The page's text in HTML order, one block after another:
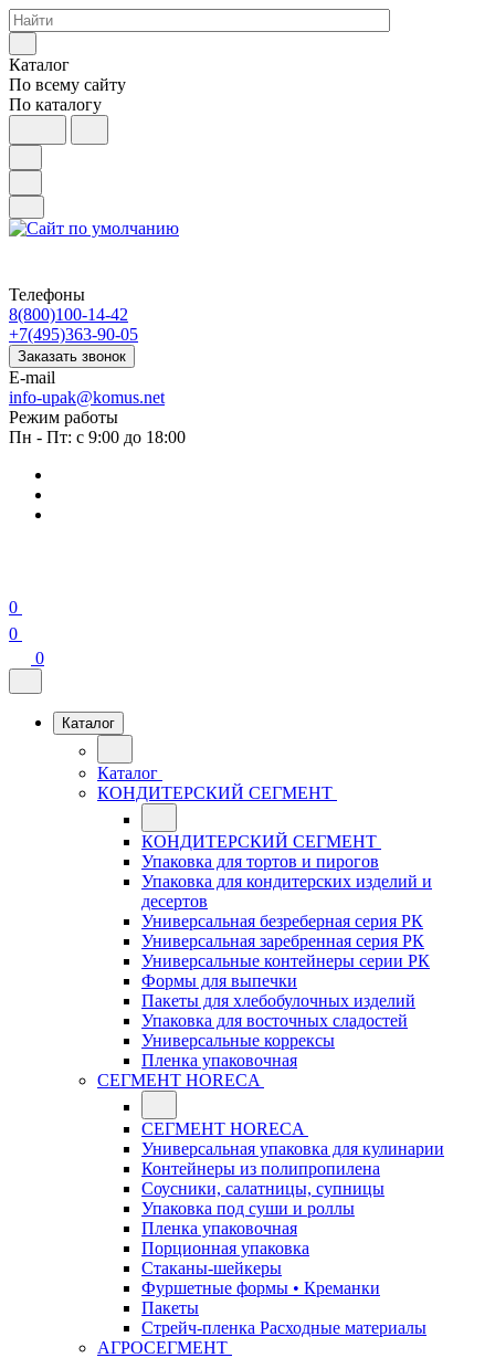
Каталог
По всему сайту
По каталогу
Телефоны
8(800)100-14-42
+7(495)363-90-05
Заказать звонок
E-mail
info-upak@komus.net
Режим работы
Пн - Пт: с 9:00 до 18:00
0
0
0
Каталог
Каталог
КОНДИТЕРСКИЙ СЕГМЕНТ
КОНДИТЕРСКИЙ СЕГМЕНТ
Упаковка для тортов и пирогов
Упаковка для кондитерских изделий и
десертов
Универсальная безреберная серия РК
Универсальная заребренная серия РК
Универсальные контейнеры серии РК
Формы для выпечки
Пакеты для хлебобулочных изделий
Упаковка для восточных сладостей
Универсальные коррексы
Пленка упаковочная
СЕГМЕНТ HORECA
СЕГМЕНТ HORECA
Универсальная упаковка для кулинарии
Контейнеры из полипропилена
Соусники, салатницы, супницы
Упаковка под суши и роллы
Пленка упаковочная
Порционная упаковка
Стаканы-шейкеры
Фуршетные формы • Креманки
Пакеты
Стрейч-пленка Расходные материалы
АГРОСЕГМЕНТ